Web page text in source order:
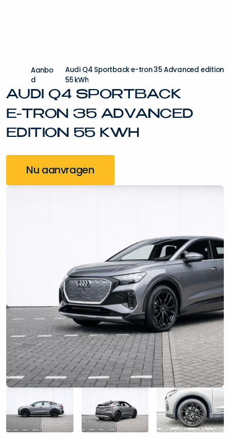
Aanbo
d
Audi Q4 Sportbacke-tron35Advanced edition
55 kWh
AUD Q4 SPORTBACK
E-TRON 35 ADVANCED
ED T ION 55 KWH
Nu aanvragen